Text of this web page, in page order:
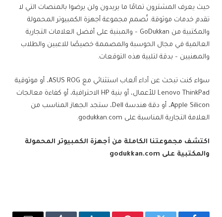
حيث يعرف المشترون تمامًا ما يريدون ولن يرضوا بالمنصات التي لا
تقدم خدمات موثوقة. تُصمم مجموعة أجهزة الكمبيوتر المحمولة
والمكتبية من GoDukkan – والمبنية على أفضل العلامات التجارية
العالمية في مجال الحوسبة والمصممة خصيصًا للاعبين والطلاب
والمهنيين – بدقة لتلبية هذه التوقعات.
سواء كنت تبحث عن أداء ألعاب استثنائي مع ASUS ROG، أو موثوقية
Lenovo ThinkPad للأعمال، أو بنية HP الاحترافية، أو كفاءة معالجات
Apple Silicon، أو دقة هندسة Dell، ستجد الجهاز المناسب من
العلامة التجارية المناسبة على godukkan.com.
اكتشف مجموعتنا الكاملة من أجهزة الكمبيوتر المحمولة
والمكتبية على godukkan.com